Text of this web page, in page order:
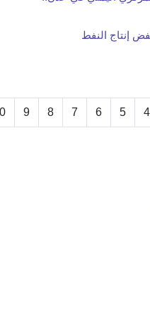
إنتاج النفط
4
5
6
7
8
9